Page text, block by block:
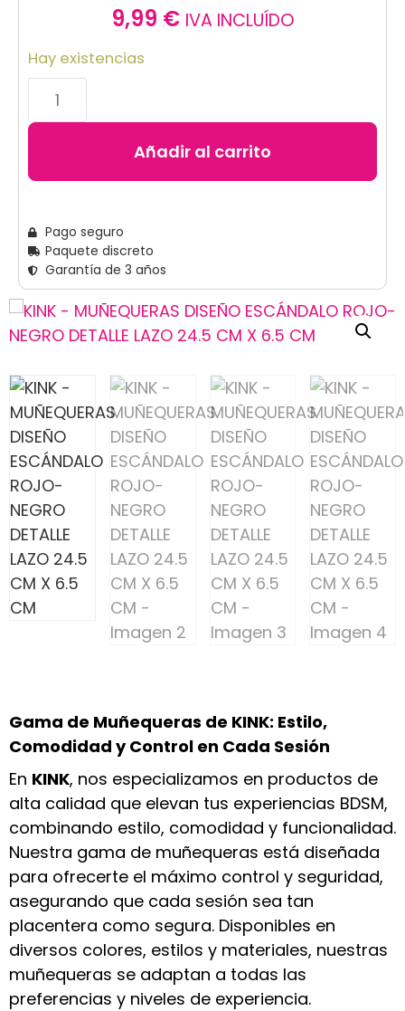
Gama de Muñequeras de KINK: Estilo,
Comodidad y Control en Cada Sesión
En KINK, nos especializamos en productos de
alta calidad que elevan tus experiencias BDSM,
combinando estilo, comodidad y funcionalidad.
Nuestra gama de muñequeras está diseñada
para ofrecerte el máximo control y seguridad,
asegurando que cada sesión sea tan
placentera como segura. Disponibles en
diversos colores, estilos y materiales, nuestras
muñequeras se adaptan a todas las
preferencias y niveles de experiencia.
9,99 € IVA INCLUÍDO
Hay existencias
Añadir al carrito
Pago seguro
Paquete discreto
Garantía de 3 años